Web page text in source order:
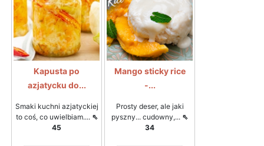
Kapusta po
azjatycku do...
Smaki kuchni azjatyckiej
to coś, co uwielbiam.... ⇖
45
Mango sticky rice
-...
Prosty deser, ale jaki
pyszny... cudowny,... ⇖
34